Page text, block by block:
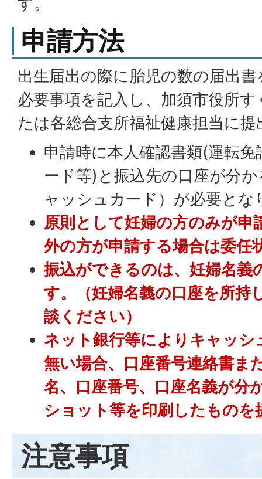
申請方法
出生届出の際に胎児の数の届出
必要事項を記入し、加須市役所
たは各総合支所福祉健康担当に
申請時に本人確認書類(運転
ード等)と振込先の口座が分
ャッシュカード）が必要とな
原則として妊婦の方のみが申
外の方が申請する場合は委任
振込ができるのは、妊婦名義
す。（妊婦名義の口座を所持
談ください）
ネット銀行等によりキャッ
無い場合、口座番号連絡書ま
名、口座番号、口座名義が分
ショット等を印刷したもの
注意事項